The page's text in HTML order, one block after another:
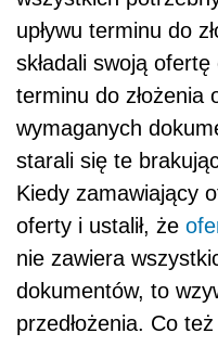
upływu terminu do
składali swoją
terminu do złożenia
wymaganych
starali się te
Kiedy zamawiający
oferty i ustalił, że
nie zawiera
dokumentów, to
przedłożenia. Co